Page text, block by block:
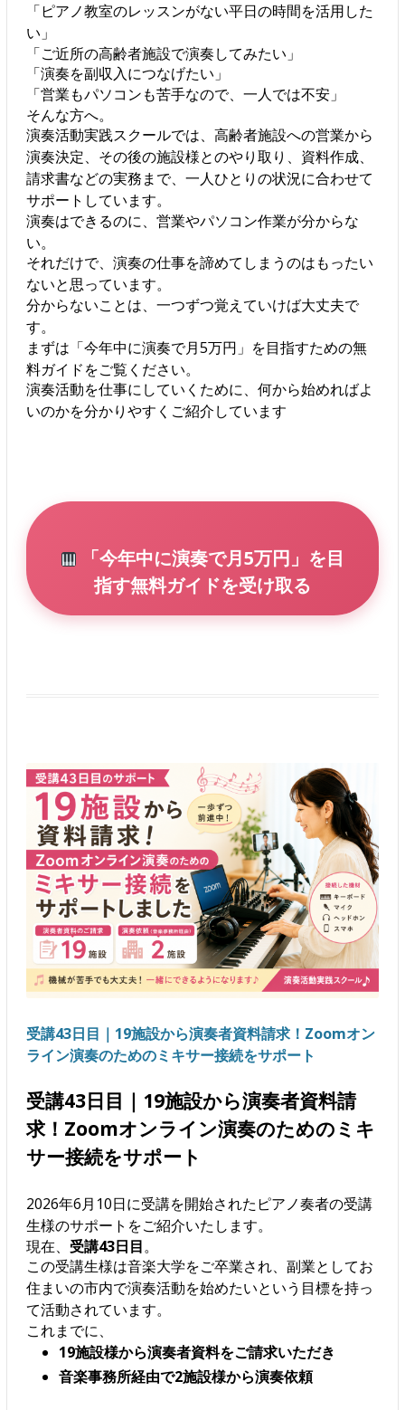
「ピアノ教室のレッスンがない平日の時間を活用した
い」
「ご近所の高齢者施設で演奏してみたい」
「演奏を副収入につなげたい」
「営業もパソコンも苦手なので、一人では不安」
そんな方へ。
演奏活動実践スクールでは、高齢者施設への営業から
演奏決定、その後の施設様とのやり取り、資料作成、
請求書などの実務まで、一人ひとりの状況に合わせて
サポートしています。
演奏はできるのに、営業やパソコン作業が分からな
い。
それだけで、演奏の仕事を諦めてしまうのはもったい
ないと思っています。
分からないことは、一つずつ覚えていけば大丈夫で
す。
まずは「今年中に演奏で月5万円」を目指すための無
料ガイドをご覧ください。
演奏活動を仕事にしていくために、何から始めればよ
いのかを分かりやすくご紹介しています
「今年中に演奏で月5万円」を目
指す無料ガイドを受け取る
受講43日目｜19施設から演奏者資料請求！Zoomオン
ライン演奏のためのミキサー接続をサポート
受講43日目｜19施設から演奏者資料請
求！Zoomオンライン演奏のためのミキ
サー接続をサポート
2026年6月10日に受講を開始されたピアノ奏者の受講
生様のサポートをご紹介いたします。
現在、 受講43日目。
この受講生様は音楽大学をご卒業され、副業としてお
住まいの市内で演奏活動を始めたいという目標を持っ
て活動されています。
これまでに、
19施設様から演奏者資料をご請求いただき
音楽事務所経由で2施設様から演奏依頼